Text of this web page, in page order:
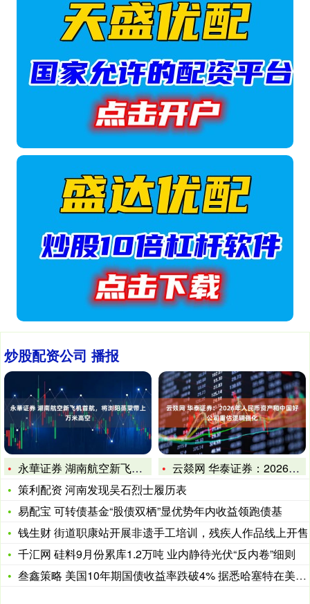
炒股配资公司 播报
永華证券 湖南航空新飞机首航，将浏阳蒸菜带上万米高空
云燚网 华泰证券：2026年人民币资产和中国好公司重估逻辑强
策利配资 河南发现吴石烈士履历表
易配宝 可转债基金“股债双栖”显优势年内收益领跑债基
钱生财 街道职康站开展非遗手工培训，残疾人作品线上开售
千汇网 硅料9月份累库1.2万吨 业内静待光伏“反内卷”细则
叁鑫策略 美国10年期国债收益率跌破4% 据悉哈塞特在美联储